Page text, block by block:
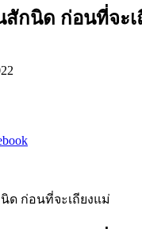
สักนิด ก่อนที่จะ